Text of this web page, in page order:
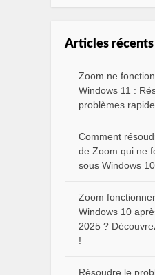
Articles récents
Zoom ne
Windows 11 :
problèmes
Comment
de Zoom qui ne
sous Windows 10
Zoom
Windows 10
2025 ?
!
Résoudre le